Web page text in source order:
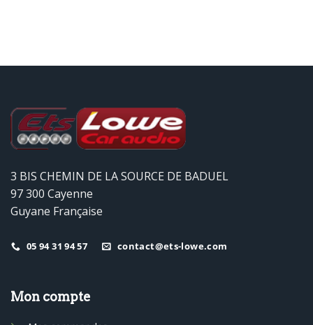
3 BIS CHEMIN DE LA SOURCE DE BADUEL
97 300 Cayenne
Guyane Française
05 94 31 94 57 contact@ets-lowe.com
Mon compte